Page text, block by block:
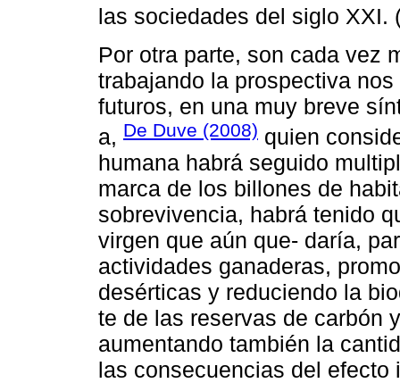
las sociedades del siglo XXI.
Por otra parte, son cada vez
trabajando la prospectiva
futuros, en una muy breve
a, De Duve (2008) quien
humana habrá seguido
marca de los billones de
sobrevivencia, habrá tenido
virgen que aún que- daría,
actividades ganaderas,
desérticas y reduciendo la
te de las reservas de carbón
aumentando también la
las consecuencias del efecto